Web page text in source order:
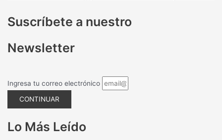
Suscríbete a nuestro
Newsletter
Ingresa tu correo electrónico
CONTINUAR
Lo Más Leído